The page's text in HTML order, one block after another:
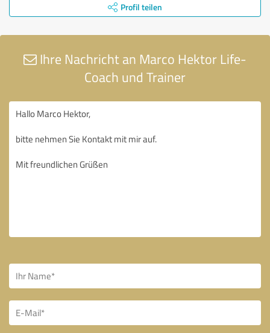
Profil teilen
Ihre Nachricht an Marco Hektor Life-
Coach und Trainer